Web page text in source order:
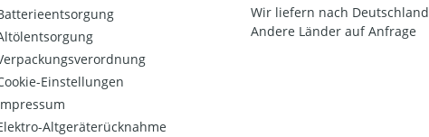
Einstellungen
Altgeräterücknahme
Wir liefern nach Deutschland
Andere Länder auf Anfrage